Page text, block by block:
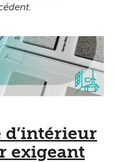
exigeant